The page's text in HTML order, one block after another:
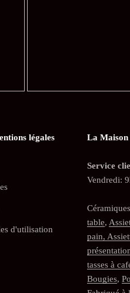
légales
d'utilisation
La
Service
Vendredi:
table,
pain,
tasses à
Bougies,